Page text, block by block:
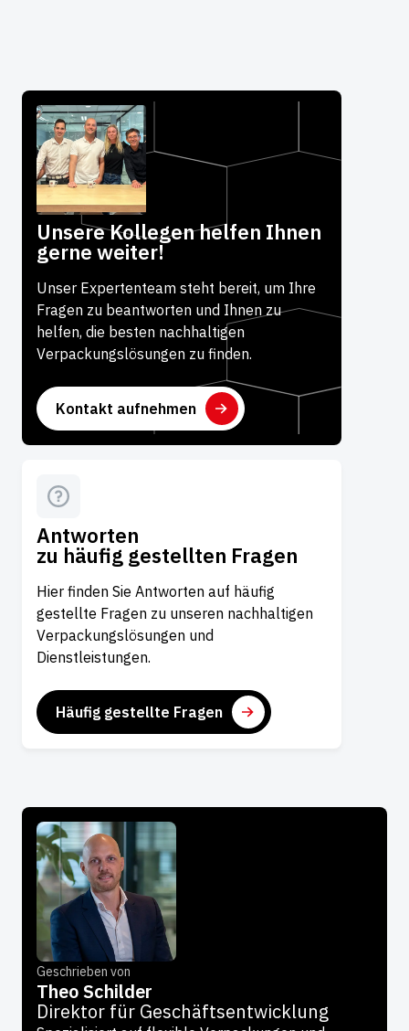
Unsere Kollegen helfen Ihnen
gerne weiter!
Unser Expertenteam steht bereit, um Ihre
Fragen zu beantworten und Ihnen zu
helfen, die besten nachhaltigen
Verpackungslösungen zu finden.
Kontakt aufnehmen
Antworten
zu häufig gestellten Fragen
Hier finden Sie Antworten auf häufig
gestellte Fragen zu unseren nachhaltigen
Verpackungslösungen und
Dienstleistungen.
Häufig gestellte Fragen
Geschrieben von
Theo Schilder
Direktor für Geschäftsentwicklung